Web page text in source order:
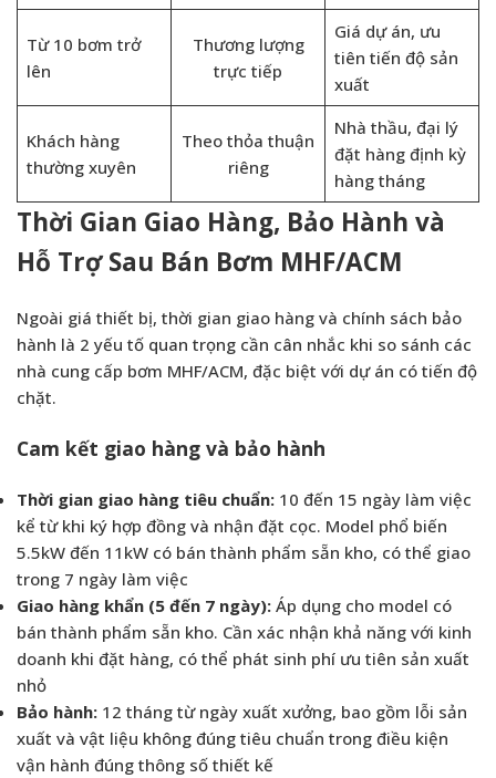
Từ 10 bơm trở
lên
Thương lượng
trực tiếp
Giá dự án, ưu
tiên tiến độ sản
xuất
Khách hàng
thường xuyên
Theo thỏa thuận
riêng
Nhà thầu, đại lý
đặt hàng định kỳ
hàng tháng
Thời Gian Giao Hàng, Bảo Hành và
Hỗ Trợ Sau Bán Bơm MHF/ACM
Ngoài giá thiết bị, thời gian giao hàng và chính sách bảo
hành là 2 yếu tố quan trọng cần cân nhắc khi so sánh các
nhà cung cấp bơm MHF/ACM, đặc biệt với dự án có tiến độ
chặt.
Cam kết giao hàng và bảo hành
Thời gian giao hàng tiêu chuẩn: 10 đến 15 ngày làm việc
kể từ khi ký hợp đồng và nhận đặt cọc. Model phổ biến
5.5kW đến 11kW có bán thành phẩm sẵn kho, có thể giao
trong 7 ngày làm việc
Giao hàng khẩn (5 đến 7 ngày): Áp dụng cho model có
bán thành phẩm sẵn kho. Cần xác nhận khả năng với kinh
doanh khi đặt hàng, có thể phát sinh phí ưu tiên sản xuất
nhỏ
Bảo hành: 12 tháng từ ngày xuất xưởng, bao gồm lỗi sản
xuất và vật liệu không đúng tiêu chuẩn trong điều kiện
vận hành đúng thông số thiết kế